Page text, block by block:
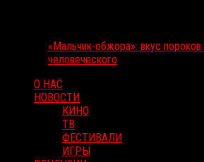
«Мальчик-обжора»: вкус
человеческого
О НАС
НОВОСТИ
КИНО
ТВ
ФЕСТИВАЛИ
ИГРЫ